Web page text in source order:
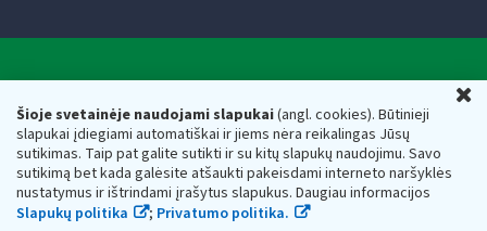
Šioje svetainėje naudojami slapukai(angl. cookies). Būtinieji
slapukai įdiegiami automatiškai ir jiems nėra reikalingas Jūsų
sutikimas. Taip pat galite sutikti ir su kitų slapukų naudojimu. Savo
sutikimą bet kada galėsite atšaukti pakeisdami interneto naršyklės
nustatymus ir ištrindami įrašytus slapukus. Daugiau informacijos
Slapukų politika
; Privatumo politika.
Respublikos finansų ministerijos
Biudžetinė įstaiga. Juridinio asmens kodas — 188659752,
adresas: Vasario 16-osios g. 14, 01107 Vilnius, Lietuva, el.paštas:
vmi@vmi.lt, E. pristatymo dėžutės adresas 188659752
Duomenys apie Valstybinę mokesčių inspekciją prie Lietuvos
Respublikos finansų ministerijos kaupiami ir saugomi Juridinių